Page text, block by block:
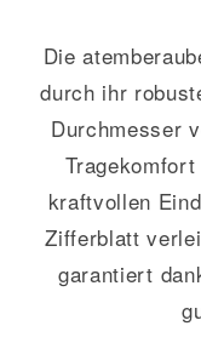
Die
durch ihr
Durchmesser
kraftvollen
Zifferblatt
garantiert